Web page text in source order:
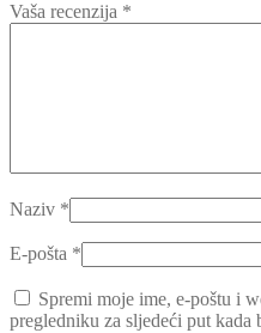
Vaša recenzija *
Naziv *
E-pošta *
Spremi moje ime, e-poštu i
pregledniku za sljedeći put kada